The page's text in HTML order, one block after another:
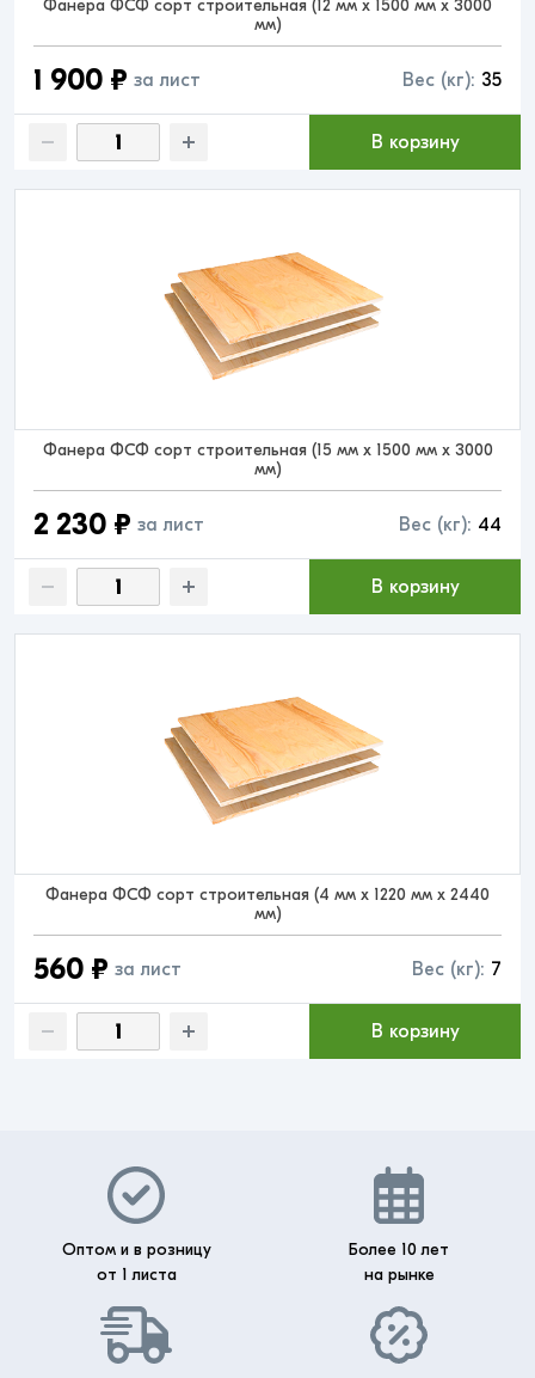
Фанера ФСФ сорт строительная (12 мм x 1500 мм x 3000
мм)
1 900 ₽ за лист Вес (кг): 35
В корзину
Фанера ФСФ сорт строительная (15 мм x 1500 мм x 3000
мм)
2 230 ₽ за лист Вес (кг): 44
В корзину
Фанера ФСФ сорт строительная (4 мм x 1220 мм x 2440
мм)
560 ₽ за лист Вес (кг): 7
В корзину
Оптом и в розницу
от 1 листа
Более 10 лет
на рынке